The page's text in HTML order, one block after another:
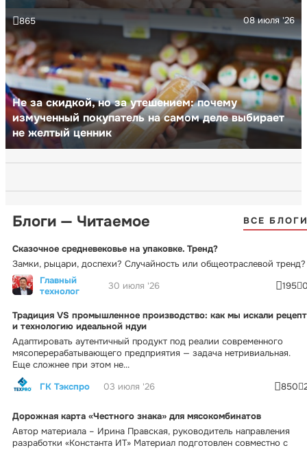
Не за скидкой, но за утешением: почему
измученный покупатель на самом деле выбирает
не желтый ценник
08 июля '26
865
Блоги — Читаемое ВСЕ
Сказочное средневековье на упаковке. Тренд?
Замки, рыцари, доспехи? Случайность или общеотраслевой тренд?
Главный
технолог
30 июля '26 195
Традиция VS промышленное производство: как мы искали рецепт
и технологию идеальной ндуи
Адаптировать аутентичный продукт под реалии современного
мясоперерабатывающего предприятия — задача нетривиальная.
Еще сложнее при этом не...
ГК Тэкспро
03 июля '26 850
Дорожная карта «Честного знака» для мясокомбинатов
Автор материала – Ирина Правская, руководитель направления
разработки «Константа ИТ» Материал подготовлен совместно с